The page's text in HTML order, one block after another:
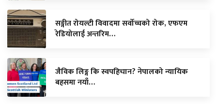
सङ्गीत रोयल्टी विवादमा सर्वोच्चको रोक, एफएम
रेडियोलाई अन्तरिम…
जैविक लिङ्ग कि स्वपहिचान? नेपालको न्यायिक
बहसमा नयाँ…